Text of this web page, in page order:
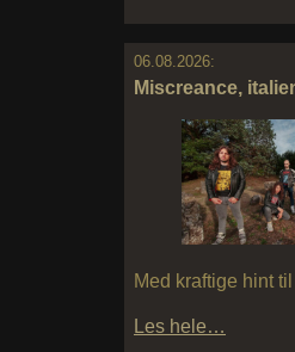
06.08.2026:
Miscreance,
Med kraftige hint
Les hele…